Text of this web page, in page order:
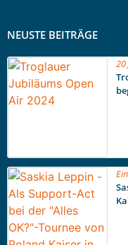
NEUSTE BEITRÄGE
20